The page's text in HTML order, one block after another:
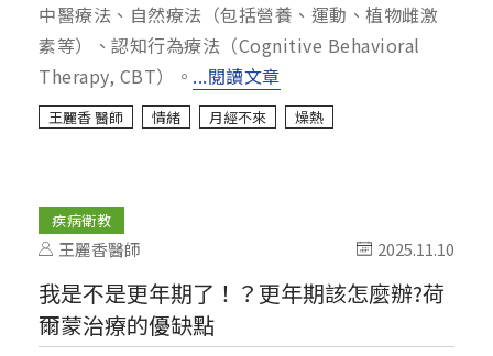
中醫療法、自然療法（包括營養、運動、植物雌激
素等）、認知行為療法（Cognitive Behavioral
Therapy, CBT）。 ...閱讀文章
王麗香 醫師 情緒 月經不來 燥熱
疾病衛教
王麗香醫師 2025.11.10
我是不是更年期了！？更年期該怎麼辦?荷
爾蒙治療的優缺點